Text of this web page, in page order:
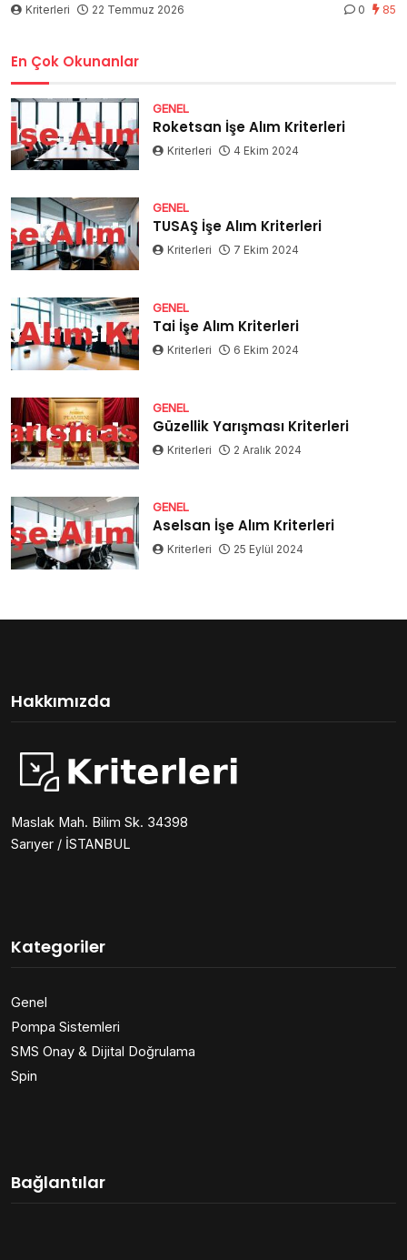
Kriterleri 22 Temmuz 2026 0 85
En Çok Okunanlar
GENEL
Roketsan İşe Alım Kriterleri
Kriterleri 4 Ekim 2024
GENEL
TUSAŞ İşe Alım Kriterleri
Kriterleri 7 Ekim 2024
GENEL
Tai İşe Alım Kriterleri
Kriterleri 6 Ekim 2024
GENEL
Güzellik Yarışması Kriterleri
Kriterleri 2 Aralık 2024
GENEL
Aselsan İşe Alım Kriterleri
Kriterleri 25 Eylül 2024
Hakkımızda
Maslak Mah. Bilim Sk. 34398
Sarıyer / İSTANBUL
Kategoriler
Genel
Pompa Sistemleri
SMS Onay & Dijital Doğrulama
Spin
Bağlantılar